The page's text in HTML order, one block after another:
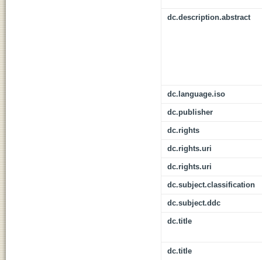
dc.description.abstract
dc.language.iso
dc.publisher
dc.rights
dc.rights.uri
dc.rights.uri
dc.subject.classification
dc.subject.ddc
dc.title
dc.title